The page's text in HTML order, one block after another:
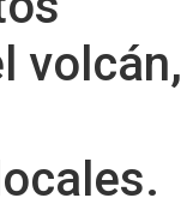
volcán,